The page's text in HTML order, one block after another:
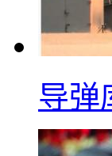
导弹